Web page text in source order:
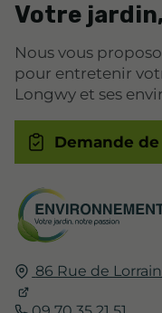
86 Rue de
Votre
Nous vous
pour entretenir
Longwy et ses
Demande